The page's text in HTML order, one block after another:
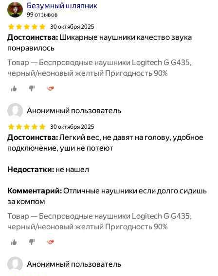
Безумный шляпник
99 отзывов
30 октября 2025
Достоинства: Шикарные наушники качество звука
понравилось
Товар — Беспроводные наушники Logitech G G435,
черный/неоновый желтый Пригодность 90%
Анонимный пользователь
30 октября 2025
Достоинства:Легкий вес, не давят на голову, удобное
подключение, уши не потеют
Недостатки: не нашел
Комментарий:Отличные наушники если долго сидишь
за компом
Товар — Беспроводные наушники Logitech G G435,
черный/неоновый желтый Пригодность 90%
Анонимный пользователь